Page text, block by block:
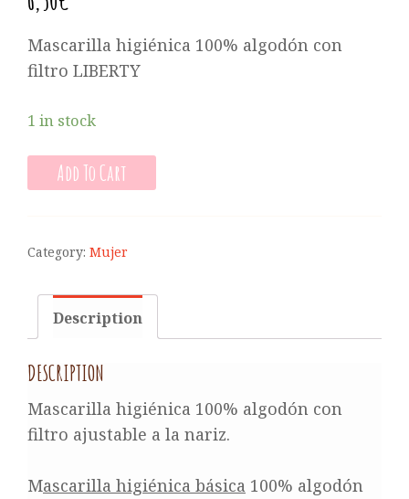
Mascarilla higiénica 100% algodón con
filtro LIBERTY
1 in stock
Add To Cart
Category: Mujer
Description
DESCRIPTION
Mascarilla higiénica 100% algodón con
filtro ajustable a la nariz.
Mascarilla higiénica básica 100% algodón